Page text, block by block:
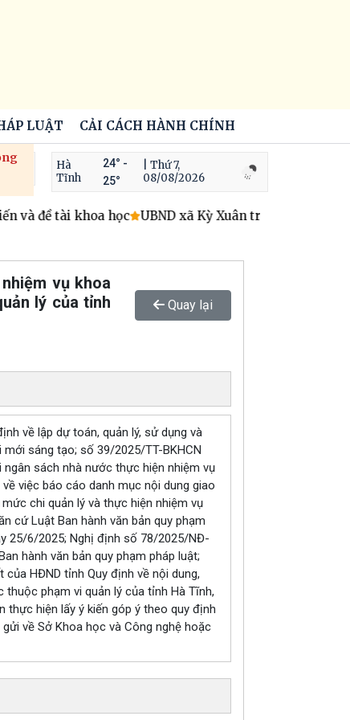
LUẬT CẢI CÁCH HÀNH CHÍNH
Hà
Tĩnh
24° -
25°
| Thứ 7,
08/08/2026
và đề tài khoa học UBND xã Kỳ Xuân triển khai hoạt
vụ khoa
lý của tỉnh
Quay lại
về lập dự toán, quản lý, sử dụng và
sáng tạo; số 39/2025/TT-BKHCN
sách nhà nước thực hiện nhiệm vụ
việc báo cáo danh mục nội dung giao
chi quản lý và thực hiện nhiệm vụ
cứ Luật Ban hành văn bản quy phạm
25/6/2025; Nghị định số 78/2025/NĐ-
hành văn bản quy phạm pháp luật;
HĐND tỉnh Quy định về nội dung,
phạm vi quản lý của tỉnh Hà Tĩnh,
hiện lấy ý kiến góp ý theo quy định
về Sở Khoa học và Công nghệ hoặc